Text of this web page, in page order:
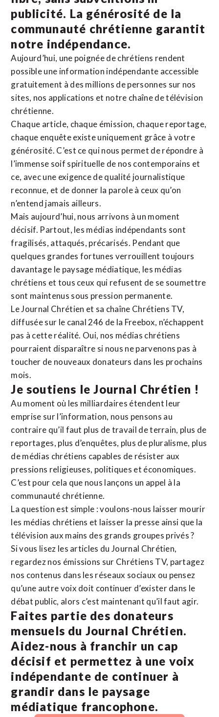
publicité. La générosité de la
communauté chrétienne garantit
notre indépendance.
Aujourd’hui, une poignée de chrétiens rendent
possible une information indépendante accessible
gratuitement à des millions de personnes sur nos
sites, nos applications et notre chaîne de télévision
chrétienne.
Chaque article, chaque émission, chaque reportage,
chaque enquête existe uniquement grâce à votre
générosité. C’est ce qui nous permet de répondre à
l’immense soif spirituelle de nos contemporains et
ce, avec une exigence de qualité journalistique
reconnue, et de donner la parole à ceux qu’on
n’entend jamais ailleurs.
Mais aujourd’hui, nous arrivons à un moment
décisif. Partout, les médias indépendants sont
fragilisés, attaqués, précarisés. Pendant que
quelques grandes fortunes verrouillent toujours
davantage le paysage médiatique, les médias
chrétiens et tous ceux qui refusent de se soumettre
sont maintenus sous pression permanente.
Le Journal Chrétien et sa chaîne Chrétiens TV,
diffusée sur le canal 246 de la Freebox, n’échappent
pas à cette réalité. Oui, nos médias chrétiens
pourraient disparaître si nous ne parvenons pas à
toucher de nouveaux donateurs dans les prochains
mois.
Je soutiens le Journal Chrétien !
Au moment où les milliardaires étendent leur
emprise sur l’information, nous pensons au
contraire qu’il faut plus de travail de terrain, plus de
reportages, plus d’enquêtes, plus de pluralisme, plus
de médias chrétiens capables de résister aux
pressions religieuses, politiques et économiques.
C’est pour cela que nous lançons un appel à la
communauté chrétienne.
La question est simple : voulons-nous laisser mourir
les médias chrétiens et laisser la presse ainsi que la
télévision aux mains des grands groupes privés ?
Si vous lisez les articles du Journal Chrétien,
regardez nos émissions sur Chrétiens TV, partagez
nos contenus dans les réseaux sociaux ou pensez
qu’une autre voix doit continuer d’exister dans le
débat public, alors c’est maintenant qu’il faut agir.
Faites partie des donateurs
mensuels du Journal Chrétien.
Aidez-nous à franchir un cap
décisif et permettez à une voix
indépendante de continuer à
grandir dans le paysage
médiatique francophone.